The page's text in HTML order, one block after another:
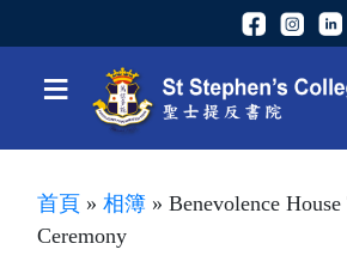
≡
首頁 » 相簿 » Benevolence
Ceremony